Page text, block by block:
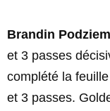
Brandin
et 3 passes
complété la
et 3 passes.